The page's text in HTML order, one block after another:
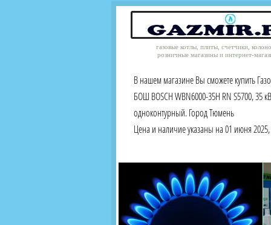
газовые котлы, плиты, счетчики,
розничные магазины и интернет-
В нашем магазине Вы сможете купить
БОШ BOSCH WBN6000-35H RN S5700, 35
одноконтурный. Город Тюмень
Цена и наличие указаны на 01 июня